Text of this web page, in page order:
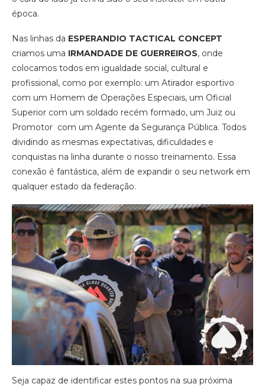
época.
Nas linhas da ESPERANDIO TACTICAL CONCEPT
criamos uma IRMANDADE DE GUERREIROS, onde
colocamos todos em igualdade social, cultural e
profissional, como por exemplo: um Atirador esportivo
com um Homem de Operações Especiais, um Oficial
Superior com um soldado recém formado, um Juiz ou
Promotor com um Agente da Segurança Pública. Todos
dividindo as mesmas expectativas, dificuldades e
conquistas na linha durante o nosso treinamento. Essa
conexão é fantástica, além de expandir o seu network em
qualquer estado da federação.
Seja capaz de identificar estes pontos na sua próxima